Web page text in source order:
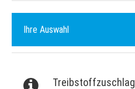
Ihre Auswahl
Treibstoffzuschlag